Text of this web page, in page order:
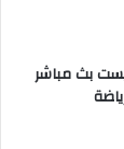
بث مباشر